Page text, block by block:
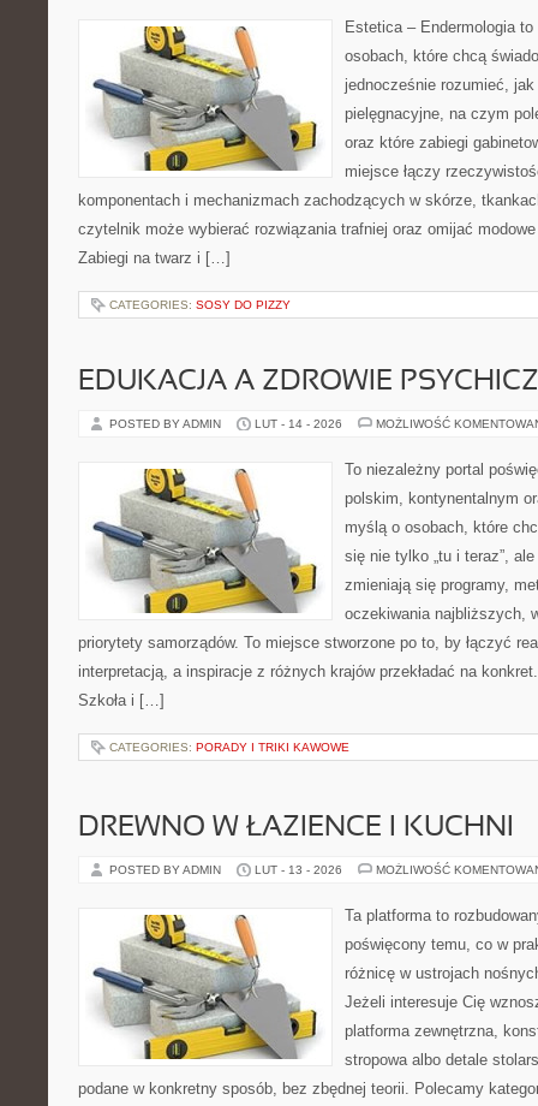
Estetica – Endermologia
osobach, które chcą
jednocześnie rozumieć, jak
pielęgnacyjne, na czym
oraz które zabiegi
miejsce łączy
komponentach i mechanizmach zachodzących w skórze,
czytelnik może wybierać rozwiązania trafniej oraz omijać
Zabiegi na twarz i […]
CATEGORIES: SOSY DO PIZZY
EDUKACJA A ZDROWIE
POSTED BY ADMIN LUT - 14 - 2026 MOŻLIWOŚĆ
To niezależny portal
polskim, kontynentalnym
myślą o osobach, które
się nie tylko „tu i teraz”,
zmieniają się programy,
oczekiwania najbliższych,
priorytety samorządów. To miejsce stworzone po to, by łączyć
interpretacją, a inspiracje z różnych krajów przekładać na
Szkoła i […]
CATEGORIES: PORADY I TRIKI KAWOWE
DREWNO W ŁAZIENCE I KUCHNI
POSTED BY ADMIN LUT - 13 - 2026 MOŻLIWOŚĆ
Ta platforma to
poświęcony temu, co w
różnicę w ustrojach
Jeżeli interesuje Cię
platforma zewnętrzna,
stropowa albo detale
podane w konkretny sposób, bez zbędnej teorii. Polecamy